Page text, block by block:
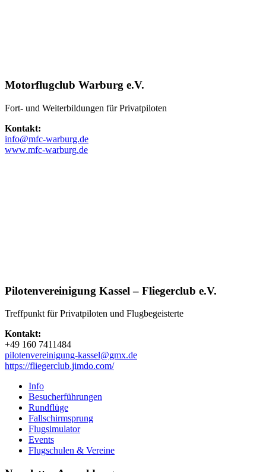
Motorflugclub Warburg e.V.
Fort- und Weiterbildungen für Privatpiloten
Kontakt:
info@mfc-warburg.de
www.mfc-warburg.de
Pilotenvereinigung Kassel – Fliegerclub e.V.
Treffpunkt für Privatpiloten und Flugbegeisterte
Kontakt:
+49 160 7411484
pilotenvereinigung-kassel@gmx.de
https://fliegerclub.jimdo.com/
Info
Besucherführungen
Rundflüge
Fallschirmsprung
Flugsimulator
Events
Flugschulen & Vereine